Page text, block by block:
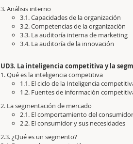
3. Análisis interno
3.1. Capacidades de la organización
3.2. Competencias de la organización
3.3. La auditoría interna de marketing
3.4. La auditoría de la innovación
UD3. La inteligencia competitiva y la
1. Qué es la inteligencia competitiva
1.1. El ciclo de la Inteligencia
1.2. Fuentes de información
2. La segmentación de mercado
2.1. El comportamiento del consumidor
2.2. El consumidor y sus necesidades
2.3. ¿Qué es un segmento?